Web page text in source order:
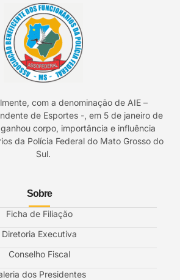
com a denominação de AIE –
de Esportes -, em 5 de janeiro de
corpo, importância e influência
da Polícia Federal do Mato Grosso do
Sul.
Sobre
Ficha de Filiação
Diretoria Executiva
Conselho Fiscal
dos Presidentes